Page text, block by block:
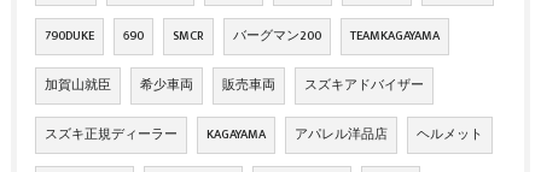
790DUKE 690 SMCR バーグマン200 TEAMKAGAYAMA
加賀山就臣 希少車両 販売車両 スズキアドバイザー
スズキ正規ディーラー KAGAYAMA アパレル洋品店 ヘルメット